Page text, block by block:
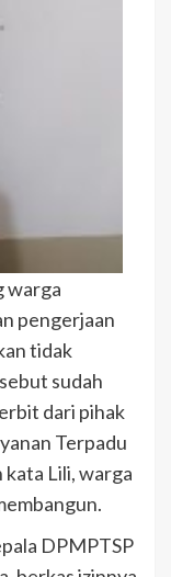
warga
pengerjaan
tidak
sudah
dari pihak
Terpadu
kata Lili, warga
DPMPTSP